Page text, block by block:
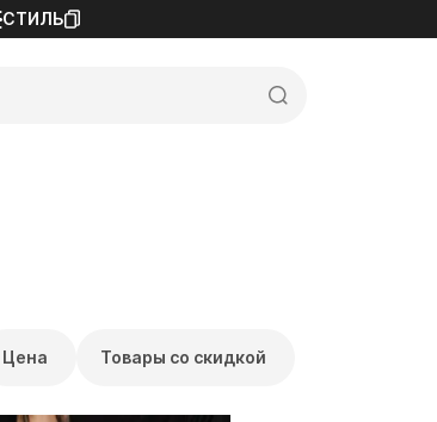
СТИЛЬ
Цена Товары со скидкой